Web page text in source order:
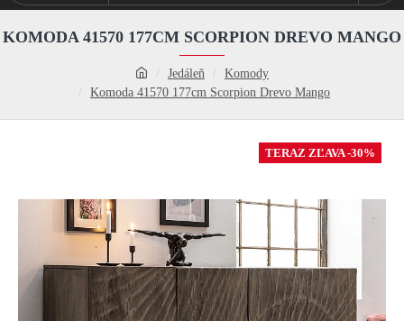
Jedáleň
Komody
Komoda 41570 177cm Scorpion Drevo Mango
KOMODA 41570 177CM SCORPION DREVO MANGO
TERAZ ZĽAVA -30%